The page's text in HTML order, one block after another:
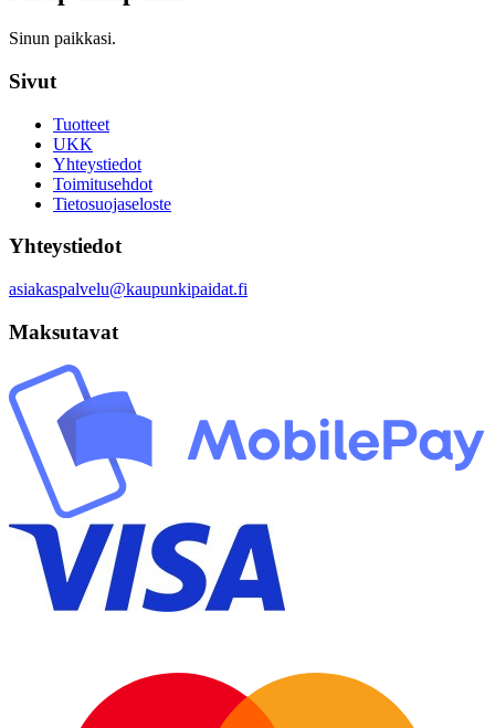
Sinun paikkasi.
Sivut
Tuotteet
UKK
Yhteystiedot
Toimitusehdot
Tietosuojaseloste
Yhteystiedot
asiakaspalvelu@kaupunkipaidat.fi
Maksutavat